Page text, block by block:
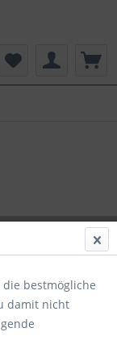
die bestmögliche
damit nicht